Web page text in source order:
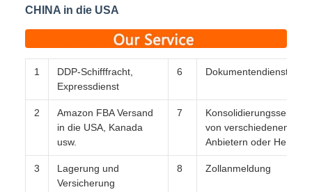
CHINA in die USA
1
DDP-Schifffracht,
Expressdienst
6 Dokumentendienst
2
Amazon FBA Versand
in die USA, Kanada
usw.
7
von verschiedenen
Anbietern oder
3
Lagerung und
Versicherung
8 Zollanmeldung